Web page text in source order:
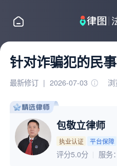
针对诈骗犯的民
最新修订 | 2026-07-03
包敬立律师
执业认证 平台保障
评分5.0分 服务：